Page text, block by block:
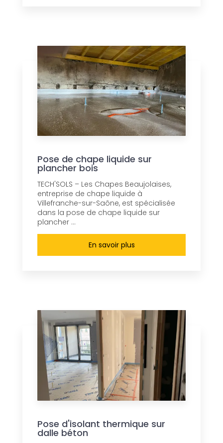
Pose de chape liquide sur
plancher bois
TECH'SOLS – Les Chapes Beaujolaises,
entreprise de chape liquide à
Villefranche-sur-Saône, est spécialisée
dans la pose de chape liquide sur
plancher ...
En savoir plus
Pose d'isolant thermique sur
dalle béton